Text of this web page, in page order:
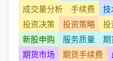
成交量分析
手续费 技
投资决策
投资策略 投
新股申购
服务质量 期
期货市场
期货手续费